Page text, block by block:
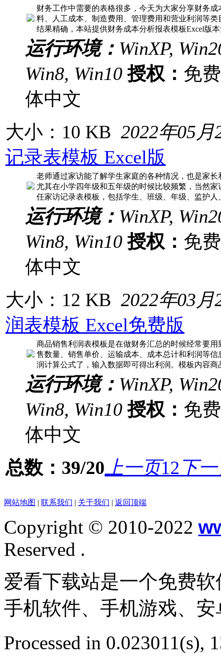
财务工作中需要的表格很多，今天为大家分享财务
料、人工成本、制造费用、管理费用和营业利润等
结果精确，本站提供财务成本分析报表模板Excel版
运行环境： WinXP,
Win8, Win10 授权： 免
体中文
大小：10 KB 2022年05月
记录表模板 Excel版
老师通过家访能了解学生家庭的各种情况，也是家
尤其在小学四年级和五年级的时候比较频繁，当然
任家访记录表模板，包括学生、班级、年级、监护
运行环境： WinXP,
Win8, Win10 授权： 免
体中文
大小：12 KB 2022年03月
润表模板 Excel免费版
商品销售利润表模板是在做财务汇总的时候经常要
售数量、销售单价、运输成本、成本总计和利润等
润计算公式了，输入数据即可得出利润。模板内容
运行环境： WinXP,
Win8, Win10 授权： 免
体中文
总数：39/20 上一页12 下
网站地图 | 联系我们 | 关于我们 | 返回顶端
Copyright © 2010-2022
Reserved .
爱看下载站是一个免费
手机软件、手机游戏、
Processed in 0.023011(s),